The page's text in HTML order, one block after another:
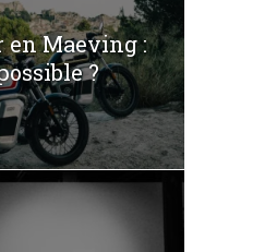
en Maeving :
?